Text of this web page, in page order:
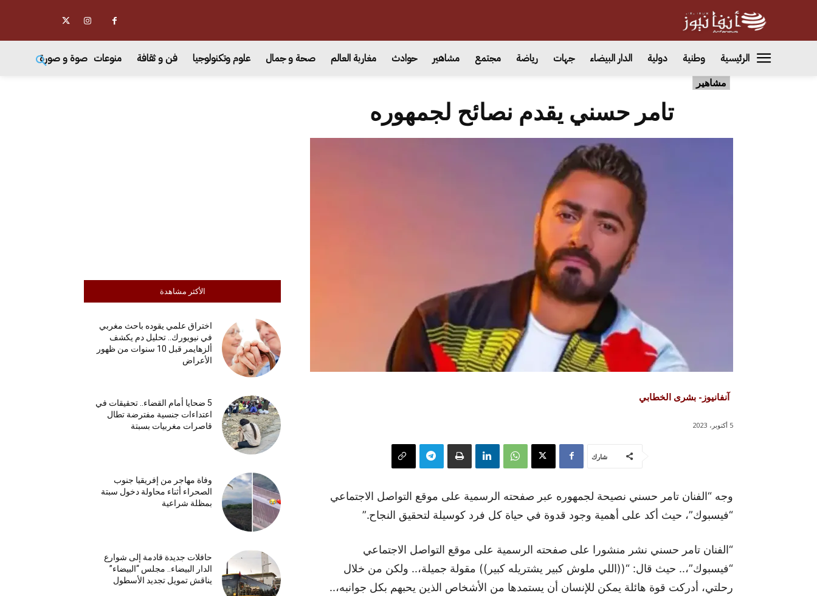
الرئيسية وطنية دولية الدار البيضاء جهات رياضة مجتمع مشاهير حوادث مغاربة العالم صحة و جمال علوم وتكنولوجيا فن و ثقافة منوعات صوة و صورة
مشاهير
الأكثر مشاهدة
اختراق علمي يقوده باحث مغربي
في نيويورك.. تحليل دم يكشف
ألزهايمر قبل 10 سنوات من ظهور
الأعراض
5 ضحايا أمام القضاء.. تحقيقات في
اعتداءات جنسية مفترضة تطال
قاصرات مغربيات بسبتة
وفاة مهاجر من إفريقيا جنوب
الصحراء أثناء محاولة دخول سبتة
بمظلة شراعية
حافلات جديدة قادمة إلى شوارع
الدار البيضاء.. مجلس “البيضاء”
يناقش تمويل تجديد الأسطول
تامر حسني يقدم نصائح لجمهوره
آنفانيوز- بشرى الخطابي
5 أكتوبر، 2023
شارك
وجه “الفنان تامر حسني نصيحة لجمهوره عبر صفحته الرسمية على موقع التواصل الاجتماعي
“فيسبوك”، حيث أكد على أهمية وجود قدوة في حياة كل فرد كوسيلة لتحقيق النجاح.”
“الفنان تامر حسني نشر منشورا على صفحته الرسمية على موقع التواصل الاجتماعي
“فيسبوك”،.. حيث قال: “((اللي ملوش كبير يشتريله كبير)) مقولة جميلة،.. ولكن من خلال
رحلتي، أدركت قوة هائلة يمكن للإنسان أن يستمدها من الأشخاص الذين يحبهم بكل جوانبه،..